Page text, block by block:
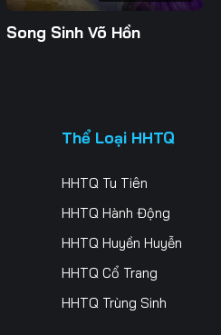
Song Sinh Võ Hồn
Thể Loại HHTQ
HHTQ Tu Tiên
HHTQ Hành Động
HHTQ Huyền Huyễn
HHTQ Cổ Trang
HHTQ Trùng Sinh